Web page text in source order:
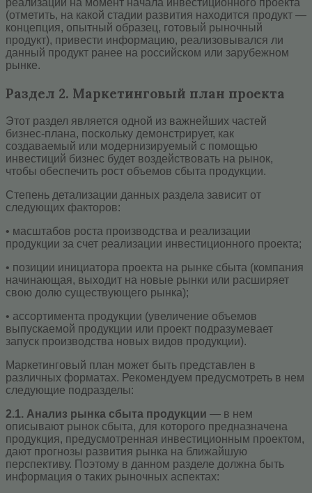
реализации на момент начала инвестиционного проекта
(отметить, на какой стадии развития находится продукт —
концепция, опытный образец, готовый рыночный
продукт), привести информацию, реализовывался ли
данный продукт ранее на российском или зарубежном
рынке.
Раздел 2. Маркетинговый план проекта
Этот раздел является одной из важнейших частей
бизнес-плана, поскольку демонстрирует, как
создаваемый или модернизируемый с помощью
инвестиций бизнес будет воздействовать на рынок,
чтобы обеспечить рост объемов сбыта продукции.
Степень детализации данных раздела зависит от
следующих факторов:
• масштабов роста производства и реализации
продукции за счет реализации инвестиционного проекта;
• позиции инициатора проекта на рынке сбыта (компания
начинающая, выходит на новые рынки или расширяет
свою долю существующего рынка);
• ассортимента продукции (увеличение объемов
выпускаемой продукции или проект подразумевает
запуск производства новых видов продукции).
Маркетинговый план может быть представлен в
различных форматах. Рекомендуем предусмотреть в нем
следующие подразделы:
2.1. Анализ рынка сбыта продукции — в нем
описывают рынок сбыта, для которого предназначена
продукция, предусмотренная инвестиционным проектом,
дают прогнозы развития рынка на ближайшую
перспективу. Поэтому в данном разделе должна быть
информация о таких рыночных аспектах: